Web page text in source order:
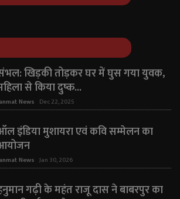
खिड़की तोड़कर घर में घुस गया युवक,
से किया दुष्क...
News Dec 22, 2025
इंडिया मुशायरा एवं कवि सम्मेलन का
News Jan 30, 2026
गढ़ी के महंत राजू दास ने बाबरपुर का